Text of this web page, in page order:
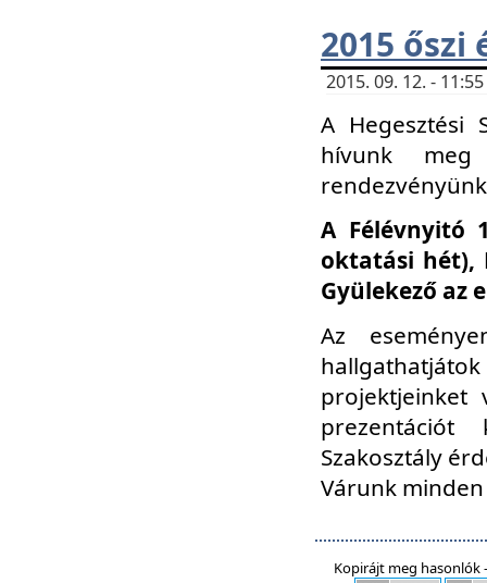
2015
2015. 09. 12. -
A Hegesztési
hívunk
A Félévnyitó
oktatási hét),
Gyülekező az
Az
Szakosztály
Várunk
Kopirájt meg hasonlók